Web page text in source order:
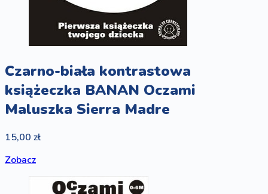
Czarno-biała kontrastowa
książeczka BANAN Oczami
Maluszka Sierra Madre
15,00 zł
Zobacz